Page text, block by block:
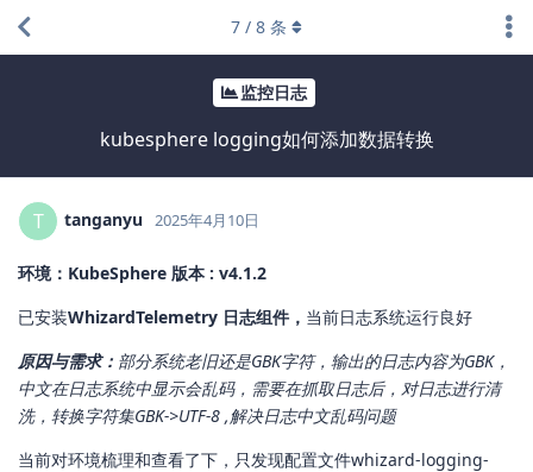
监控日志
kubesphere logging如何添加数据转换
7 / 8 条
T tanganyu 2025年4月10日
环境：KubeSphere 版本 : v4.1.2
已安装WhizardTelemetry 日志组件， 当前日志系统运行良好
原因与需求： 部分系统老旧还是GBK字符，输出的日志内容为GBK，
中文在日志系统中显示会乱码，需要在抓取日志后，对日志进行清
洗，转换字符集GBK->UTF-8 ,解决日志中文乱码问题
当前对环境梳理和查看了下，只发现配置文件whizard-logging-